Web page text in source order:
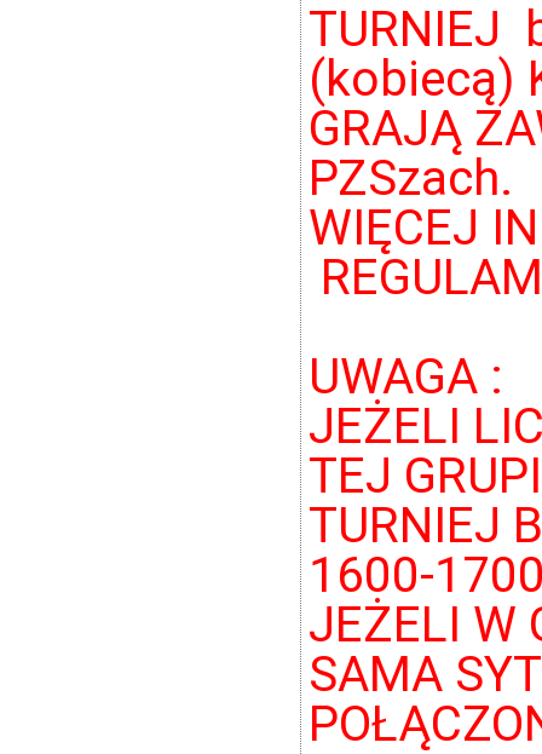
TURNIEJ
(kobiecą)
GRAJĄ
PZSzach.
WIĘCEJ
UWAGA :
JEŻELI
TEJ
TURNIEJ
1600-
JEŻELI W
SAMA